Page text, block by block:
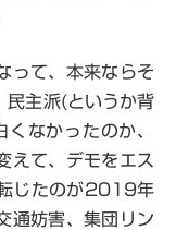
って、本来ならそ
民主派(というか背
なかったのか、
えて、デモをエス
じたのが2019年
通妨害、集団リン